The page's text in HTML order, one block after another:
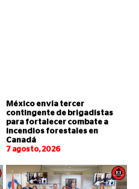
México envía tercer
contingente de brigadistas
para fortalecer combate a
incendios forestales en
Canadá
7 agosto, 2026